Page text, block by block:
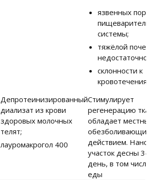
язвенных
системы;
тяжёлой
склонности к
Депротеинизированный
диализат из крови
здоровых молочных
телят;
лауромакрогол 400
Стимулирует
регенерацию
обладает
обезболивающим
действием.
участок десны
день, в том
еды